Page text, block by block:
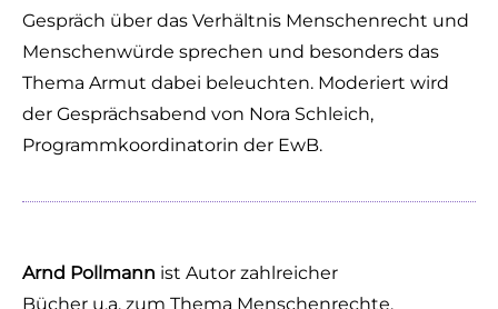
Gespräch über das Verhältnis Menschenrecht und
Menschenwürde sprechen und besonders das
Thema Armut dabei beleuchten. Moderiert wird
der Gesprächsabend von Nora Schleich,
Programmkoordinatorin der EwB.
Arnd Pollmann ist Autor zahlreicher
Bücher u.a. zum Thema Menschenrechte,